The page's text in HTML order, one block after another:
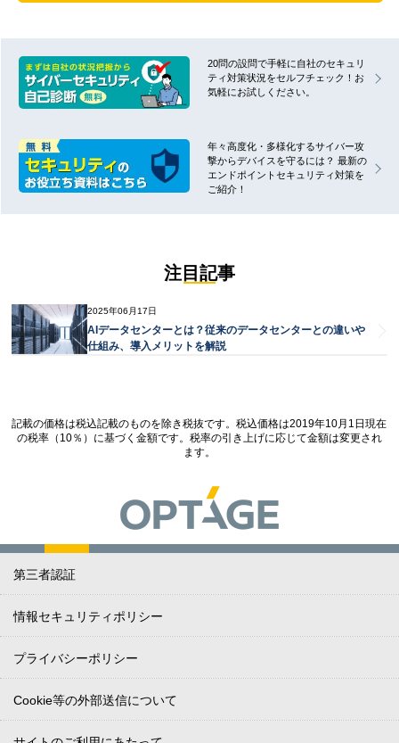
注目記事
2025年06月17日
AIデータセンターとは？従来のデータセンターとの違いや
仕組み、導入メリットを解説
20問の設問で手軽に自社のセキュリ
ティ対策状況をセルフチェック！お
気軽にお試しください。
年々高度化・多様化するサイバー攻
撃からデバイスを守るには？ 最新の
エンドポイントセキュリティ対策を
ご紹介！
記載の価格は税込記載のものを除き税抜です。税込価格は2019年10月1日現在
の税率（10％）に基づく金額です。税率の引き上げに応じて金額は変更され
ます。
第三者認証
情報セキュリティポリシー
プライバシーポリシー
Cookie等の外部送信について